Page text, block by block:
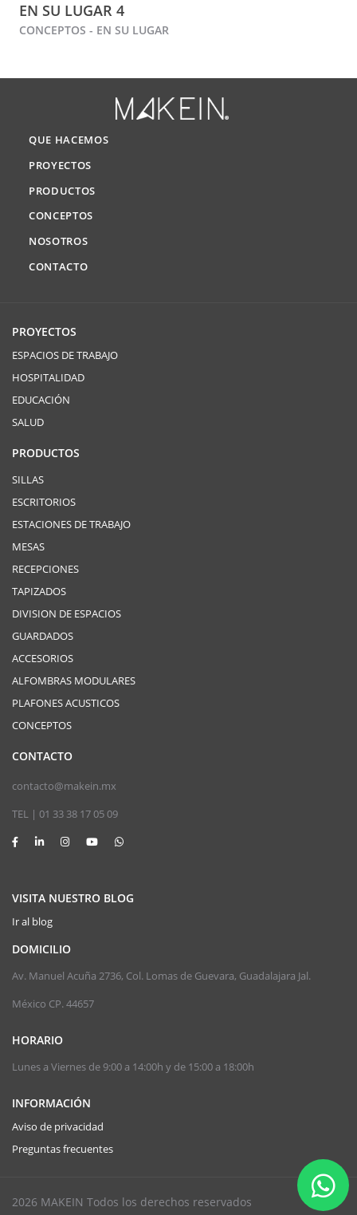
EN SU LUGAR 4
CONCEPTOS - EN SU LUGAR
QUE HACEMOS
PROYECTOS
PRODUCTOS
CONCEPTOS
NOSOTROS
CONTACTO
PROYECTOS
ESPACIOS DE TRABAJO
HOSPITALIDAD
EDUCACIÓN
SALUD
PRODUCTOS
SILLAS
ESCRITORIOS
ESTACIONES DE TRABAJO
MESAS
RECEPCIONES
TAPIZADOS
DIVISION DE ESPACIOS
GUARDADOS
ACCESORIOS
ALFOMBRAS MODULARES
PLAFONES ACUSTICOS
CONCEPTOS
CONTACTO
contacto@makein.mx
TEL | 01 33 38 17 05 09
VISITA NUESTRO BLOG
Ir al blog
DOMICILIO
Av. Manuel Acuña 2736, Col. Lomas de Guevara, Guadalajara Jal.
México CP. 44657
HORARIO
Lunes a Viernes de 9:00 a 14:00h y de 15:00 a 18:00h
INFORMACIÓN
Aviso de privacidad
Preguntas frecuentes
2026 MAKEIN Todos los derechos reservados